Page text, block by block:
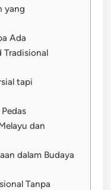
yang
Ada
Tradisional
tapi
dan
dalam Budaya
Tanpa